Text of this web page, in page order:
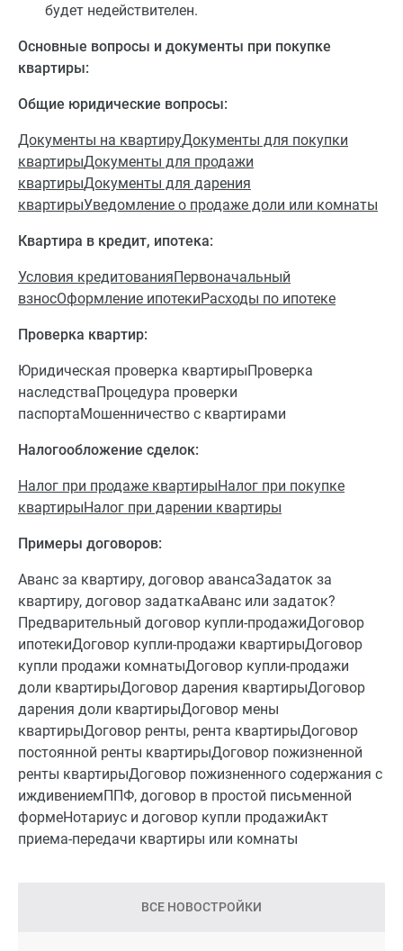
будет недействителен.
Основные вопросы и документы при покупке
квартиры:
Общие юридические вопросы:
Документы на квартируДокументы для покупки
квартирыДокументы для продажи
квартирыДокументы для дарения
квартирыУведомление о продаже доли или комнаты
Квартира в кредит, ипотека:
Условия кредитования Первоначальный
взносОформление ипотекиРасходы по ипотеке
Проверка квартир:
Юридическая проверка квартирыПроверка
наследстваПроцедура проверки
паспортаМошенничество с квартирами
Налогообложение сделок:
Налог при продаже квартирыНалог при покупке
квартирыНалог при дарении квартиры
Примеры договоров:
Аванс за квартиру, договор авансаЗадаток за
квартиру, договор задаткаАванс или задаток?
Предварительный договор купли-продажиДоговор
ипотекиДоговор купли-продажи квартирыДоговор
купли продажи комнатыДоговор купли-продажи
доли квартирыДоговор дарения квартирыДоговор
дарения доли квартирыДоговор мены
квартирыДоговор ренты, рента квартирыДоговор
постоянной ренты квартирыДоговор пожизненной
ренты квартирыДоговор пожизненного содержания с
иждивениемППФ, договор в простой письменной
формеНотариус и договор купли продажиАкт
приема-передачи квартиры или комнаты
ВСЕ НОВОСТРОЙКИ